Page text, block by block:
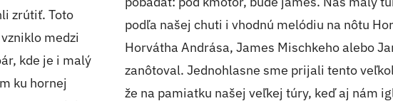
zrútiť. Toto
medzi
kde je i malý
ku hornej
podľa našej chuti i vhodnú melódiu na nôtu
Horvátha Andrása, James Mischkeho alebo
zanôtoval. Jednohlasne sme prijali tento
že na pamiatku našej veľkej túry, keď aj nám